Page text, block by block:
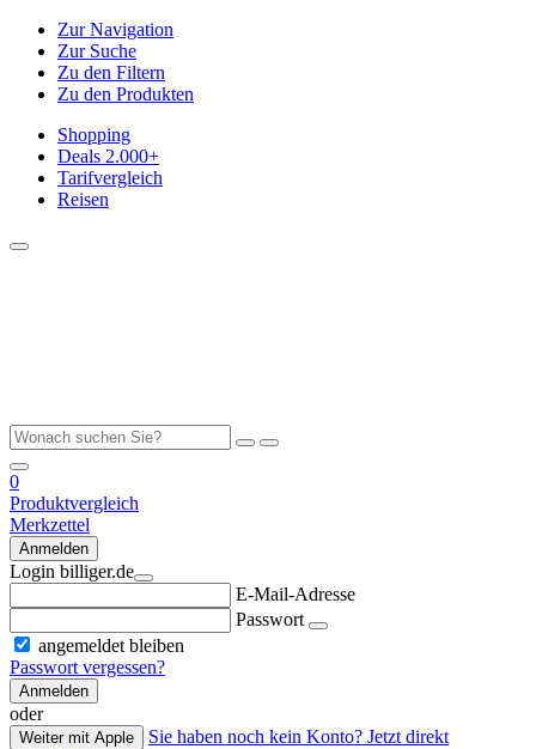
Zur Navigation
Zur Suche
Zu den Filtern
Zu den Produkten
Shopping
Deals 2.000+
Tarifvergleich
Reisen
0
Produktvergleich
Merkzettel
Anmelden
Login billiger.de
E-Mail-Adresse
Passwort
angemeldet bleiben
Passwort vergessen?
Anmelden
oder
Weiter mit Apple
Sie haben noch kein Konto? Jetzt direkt